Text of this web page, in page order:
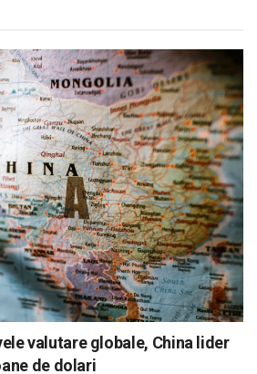
valutare globale, China lider
de dolari